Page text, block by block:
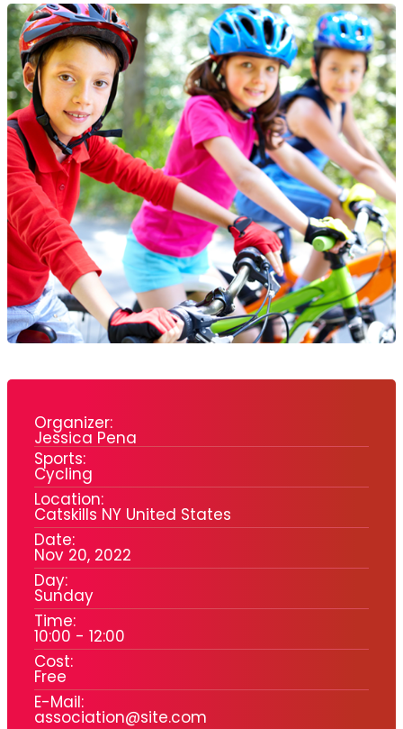
Organizer:
Jessica Pena
Sports:
Cycling
Location:
Catskills NY United States
Date:
Nov 20, 2022
Day:
Sunday
Time:
10:00 - 12:00
Cost:
Free
E-Mail:
association@site.com